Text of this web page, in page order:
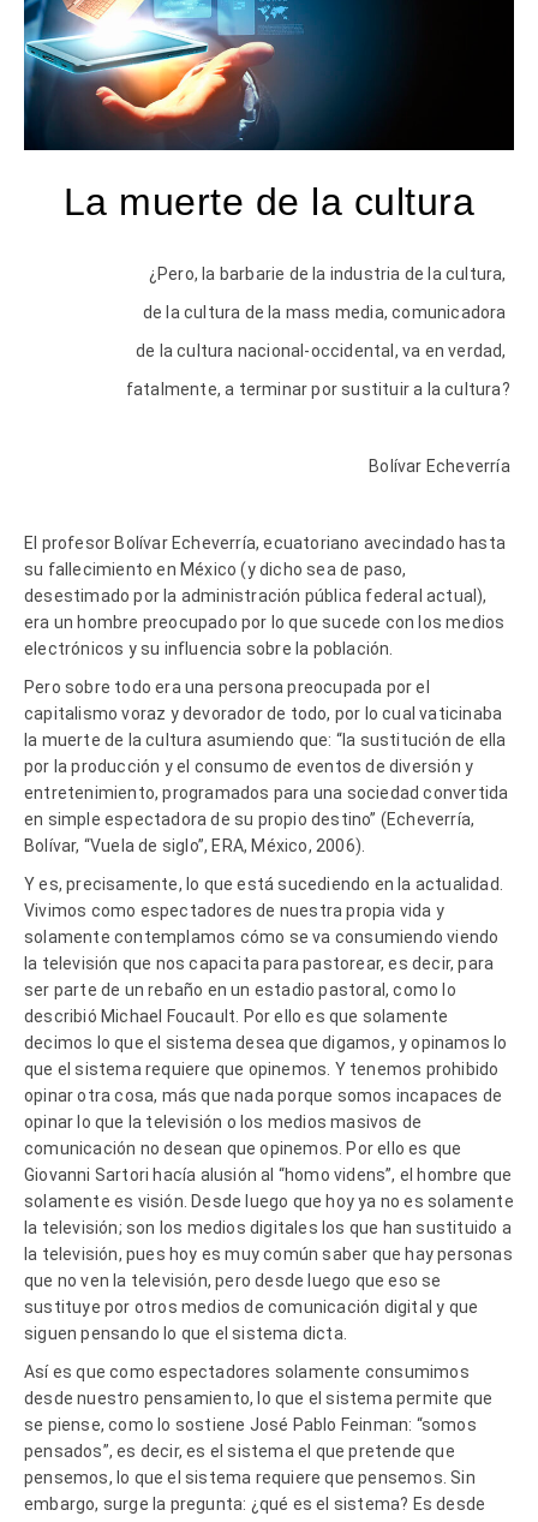
La muerte de la cultura
¿Pero, la barbarie de la industria de la cultura,
de la cultura de la mass media, comunicadora
de la cultura nacional-occidental, va en verdad,
fatalmente, a terminar por sustituir a la cultura?
Bolívar Echeverría
El profesor Bolívar Echeverría, ecuatoriano avecindado hasta
su fallecimiento en México (y dicho sea de paso,
desestimado por la administración pública federal actual),
era un hombre preocupado por lo que sucede con los medios
electrónicos y su influencia sobre la población.
Pero sobre todo era una persona preocupada por el
capitalismo voraz y devorador de todo, por lo cual vaticinaba
la muerte de la cultura asumiendo que: “la sustitución de ella
por la producción y el consumo de eventos de diversión y
entretenimiento, programados para una sociedad convertida
en simple espectadora de su propio destino” (Echeverría,
Bolívar, “Vuela de siglo”, ERA, México, 2006).
Y es, precisamente, lo que está sucediendo en la actualidad.
Vivimos como espectadores de nuestra propia vida y
solamente contemplamos cómo se va consumiendo viendo
la televisión que nos capacita para pastorear, es decir, para
ser parte de un rebaño en un estadio pastoral, como lo
describió Michael Foucault. Por ello es que solamente
decimos lo que el sistema desea que digamos, y opinamos lo
que el sistema requiere que opinemos. Y tenemos prohibido
opinar otra cosa, más que nada porque somos incapaces de
opinar lo que la televisión o los medios masivos de
comunicación no desean que opinemos. Por ello es que
Giovanni Sartori hacía alusión al “homo videns”, el hombre que
solamente es visión. Desde luego que hoy ya no es solamente
la televisión; son los medios digitales los que han sustituido a
la televisión, pues hoy es muy común saber que hay personas
que no ven la televisión, pero desde luego que eso se
sustituye por otros medios de comunicación digital y que
siguen pensando lo que el sistema dicta.
Así es que como espectadores solamente consumimos
desde nuestro pensamiento, lo que el sistema permite que
se piense, como lo sostiene José Pablo Feinman: “somos
pensados”, es decir, es el sistema el que pretende que
pensemos, lo que el sistema requiere que pensemos. Sin
embargo, surge la pregunta: ¿qué es el sistema? Es desde